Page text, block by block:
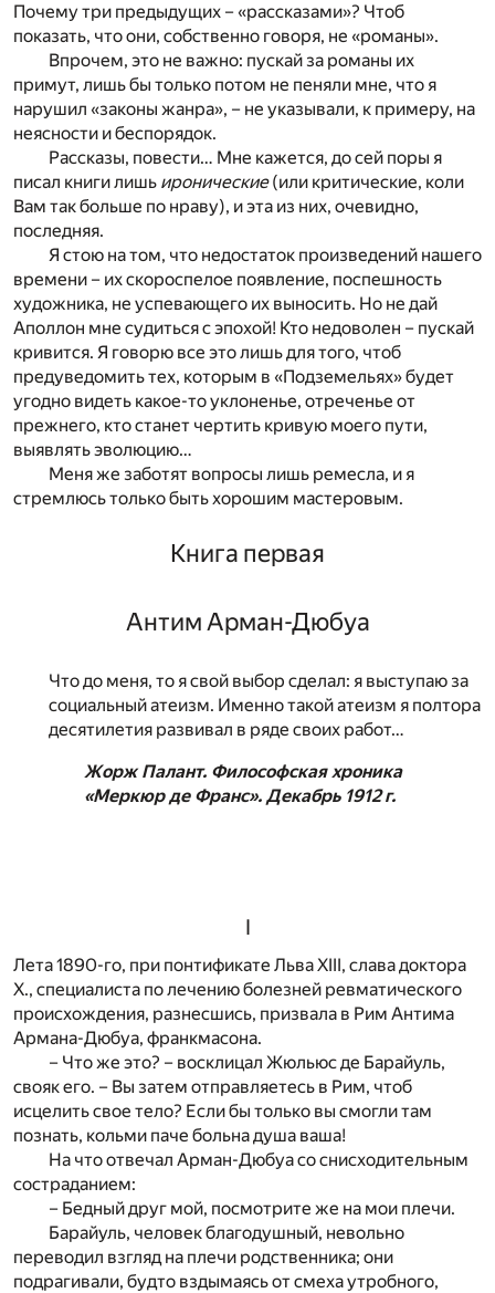
Почему три предыдущих – «рассказами»? Чтоб
показать, что они, собственно говоря, не «романы».
Впрочем, это не важно: пускай за романы их
примут, лишь бы только потом не пеняли мне, что я
нарушил «законы жанра», – не указывали, к примеру, на
неясности и беспорядок.
Рассказы, повести… Мне кажется, до сей поры я
писал книги лишь иронические(или критические, коли
Вам так больше по нраву), и эта из них, очевидно,
последняя.
Я стою на том, что недостаток произведений нашего
времени – их скороспелое появление, поспешность
художника, не успевающего их выносить. Но не дай
Аполлон мне судиться с эпохой! Кто недоволен – пускай
кривится. Я говорю все это лишь для того, чтоб
предуведомить тех, которым в «Подземельях» будет
угодно видеть какое-то уклоненье, отреченье от
прежнего, кто станет чертить кривую моего пути,
выявлять эволюцию…
Меня же заботят вопросы лишь ремесла, и я
стремлюсь только быть хорошим мастеровым.
Книга первая
Антим Арман-Дюбуа
Что до меня, то я свой выбор сделал: я выступаю за
социальный атеизм. Именно такой атеизм я полтора
десятилетия развивал в ряде своих работ…
Жорж Палант. Философская хроника
«Меркюр де Франс». Декабрь 1912 г.
I
Лета 1890-го, при понтификате Льва XIII, слава доктора
X., специалиста по лечению болезней ревматического
происхождения, разнесшись, призвала в Рим Антима
Армана-Дюбуа, франкмасона.
– Что же это? – восклицал Жюльюс де Барайуль,
свояк его. – Вы затем отправляетесь в Рим, чтоб
исцелить свое тело? Если бы только вы смогли там
познать, кольми паче больна душа ваша!
На что отвечал Арман-Дюбуа со снисходительным
состраданием:
– Бедный друг мой, посмотрите же на мои плечи.
Барайуль, человек благодушный, невольно
переводил взгляд на плечи родственника; они
подрагивали, будто вздымаясь от смеха утробного,